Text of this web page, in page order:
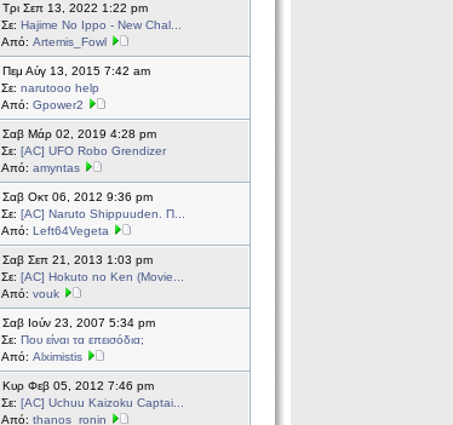
Τρι Σεπ 13, 2022 1:22 pm
Σε: Hajime No Ippo - New Chal...
Από: Artemis_Fowl
Πεμ Αύγ 13, 2015 7:42 am
Σε: narutooo help
Από: Gpower2
Σαβ Μάρ 02, 2019 4:28 pm
Σε: [AC] UFO Robo Grendizer
Από: amyntas
Σαβ Οκτ 06, 2012 9:36 pm
Σε: [AC] Naruto Shippuuden. Π...
Από: Left64Vegeta
Σαβ Σεπ 21, 2013 1:03 pm
Σε: [AC] Hokuto no Ken (Movie...
Από: vouk
Σαβ Ιούν 23, 2007 5:34 pm
Σε: Που είναι τα επεισόδια;
Από: Alximistis
Κυρ Φεβ 05, 2012 7:46 pm
Σε: [AC] Uchuu Kaizoku Captai...
Από: thanos_ronin